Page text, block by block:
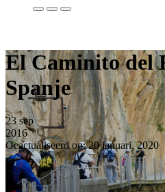
El Caminito del
Spanje
23 sep
2016
Geactualiseerd op: 20 januari, 2020